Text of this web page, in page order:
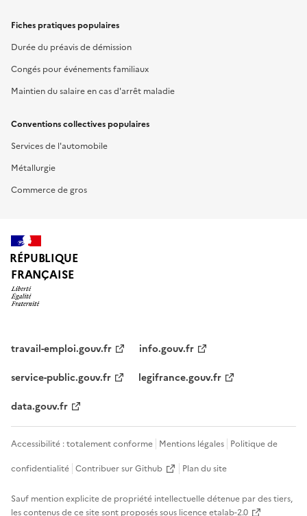
Fiches pratiques populaires
Durée du préavis de démission
Congés pour événements familiaux
Maintien du salaire en cas d'arrêt maladie
Conventions collectives populaires
Services de l'automobile
Métallurgie
Commerce de gros
RÉPUBLIQUE
FRANÇAISE
travail-emploi.gouv.fr
info.gouv.fr
service-public.gouv.fr
legifrance.gouv.fr
data.gouv.fr
Accessibilité : totalement conforme Mentions légales Politique de
confidentialité Contribuer sur Github Plan du site
Sauf mention explicite de propriété intellectuelle détenue par des tiers,
les contenus de ce site sont proposés sous licence etalab-2.0